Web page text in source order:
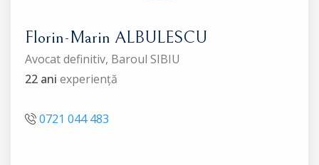
Florin-Marin ALBULESCU
Avocat definitiv, Baroul SIBIU
22 ani experiență
0721 044 483